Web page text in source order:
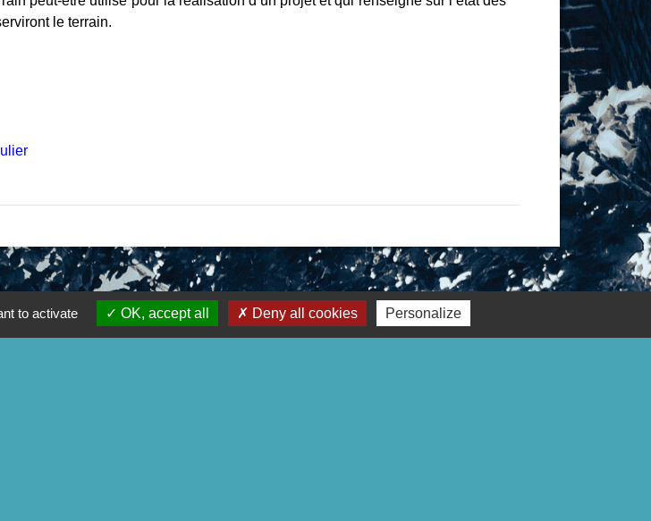
le terrain.
to activate OK, accept all Deny all cookies Personalize